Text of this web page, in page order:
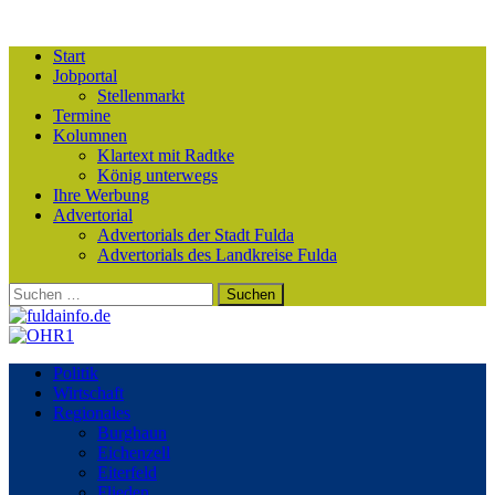
Start
Jobportal
Stellenmarkt
Termine
Kolumnen
Klartext mit Radtke
König unterwegs
Ihre Werbung
Advertorial
Advertorials der Stadt Fulda
Advertorials des Landkreise Fulda
Suchen
nach:
Politik
Wirtschaft
Regionales
Burghaun
Eichenzell
Eiterfeld